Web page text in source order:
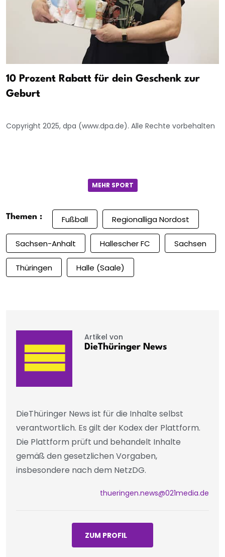
10 Prozent Rabatt für dein Geschenk zur
Geburt
Copyright 2025, dpa (www.dpa.de). Alle Rechte vorbehalten
MEHR SPORT
Themen : Fußball Regionalliga Nordost
Sachsen-Anhalt Hallescher FC Sachsen
Thüringen Halle (Saale)
Artikel von
DieThüringer News
DieThüringer News ist für die Inhalte selbst
verantwortlich. Es gilt der Kodex der Plattform.
Die Plattform prüft und behandelt Inhalte
gemäß den gesetzlichen Vorgaben,
insbesondere nach dem NetzDG.
thueringen.news@021media.de
ZUM PROFIL